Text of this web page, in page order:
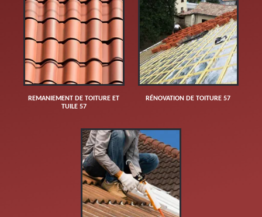
REMANIEMENT DE TOITURE ET
TUILE 57
RÉNOVATION DE TOITURE 57